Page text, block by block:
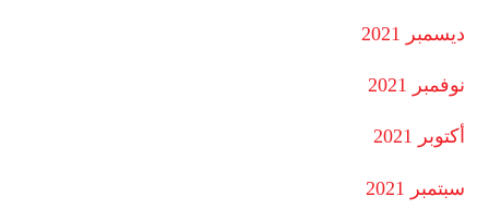
ديسمبر 2021
نوفمبر 2021
أكتوبر 2021
سبتمبر 2021